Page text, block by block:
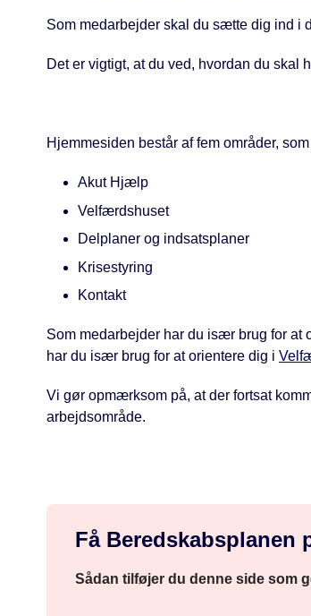
Som medarbejder skal du sætte dig ind i
Det er vigtigt, at du ved, hvordan du
Hjemmesiden består af fem områder,
Akut Hjælp
Velfærdshuset
Delplaner og indsatsplaner
Krisestyring
Kontakt
Som medarbejder har du især brug for at
har du især brug for at orientere dig i
Vi gør opmærksom på, at der fortsat
arbejdsområde.
Få Beredskabsplanen
Sådan tilføjer du denne side som